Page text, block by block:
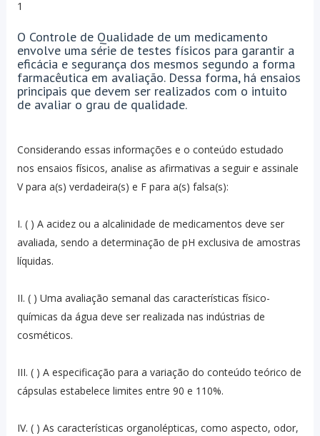
1
O Controle de Qualidade de um medicamento
envolve uma série de testes físicos para garantir a
eficácia e segurança dos mesmos segundo a forma
farmacêutica em avaliação. Dessa forma, há ensaios
principais que devem ser realizados com o intuito
de avaliar o grau de qualidade.
Considerando essas informações e o conteúdo estudado
nos ensaios físicos, analise as afirmativas a seguir e assinale
V para a(s) verdadeira(s) e F para a(s) falsa(s):
I. ( ) A acidez ou a alcalinidade de medicamentos deve ser
avaliada, sendo a determinação de pH exclusiva de amostras
líquidas.
II. ( ) Uma avaliação semanal das características físico-
químicas da água deve ser realizada nas indústrias de
cosméticos.
III. ( ) A especificação para a variação do conteúdo teórico de
cápsulas estabelece limites entre 90 e 110%.
IV. ( ) As características organolépticas, como aspecto, odor,